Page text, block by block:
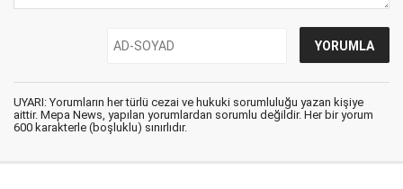
UYARI: Yorumların her türlü cezai ve hukuki sorumluluğu yazan kişiye
aittir. Mepa News, yapılan yorumlardan sorumlu değildir. Her bir yorum
600 karakterle (boşluklu) sınırlıdır.